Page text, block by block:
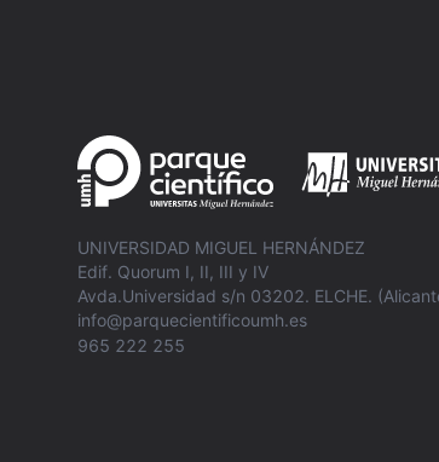
UNIVERSIDAD MIGUEL HERNÁNDEZ
Edif. Quorum I, II, III y IV
Avda.Universidad s/n 03202. ELCHE.
info@parquecientificoumh.es
965 222 255